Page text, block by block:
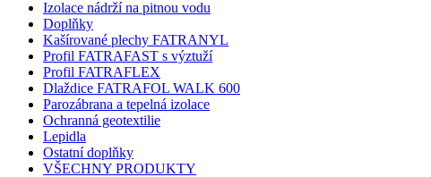
Izolace nádrží na pitnou vodu
Doplňky
Kašírované plechy FATRANYL
Profil FATRAFAST s výztuží
Profil FATRAFLEX
Dlaždice FATRAFOL WALK 600
Parozábrana a tepelná izolace
Ochranná geotextilie
Lepidla
Ostatní doplňky
VŠECHNY PRODUKTY